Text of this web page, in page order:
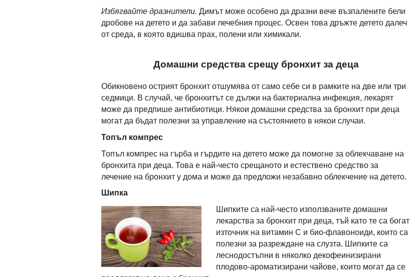
Избягвайте дразнители. Димът може особено да дразни вече възпалените бели
дробове на детето и да забави лечебния процес. Освен това дръжте детето далеч
от среда, в която вдишва прах, полени или химикали.
Домашни средства срещу бронхит за деца
Обикновено острият бронхит отшумява от само себе си в рамките на две или три
седмици. В случай, че бронхитът се дължи на бактериална инфекция, лекарят
може да предпише антибиотици. Някои домашни средства за бронхит при деца
могат да бъдат полезни за управление на състоянието в някои случаи.
Топъл компрес
Топъл компрес на гърба и гърдите на детето може да помогне за облекчаване на
бронхита при деца. Това е най-често срещаното и естествено средство за
лечение на бронхит у дома и може да предложи незабавно облекчение на детето.
Шипка
Шипките са най-често използваните домашни
лекарства за бронхит при деца, тъй като те са богат
източник на витамин С и био-флавоноиди, които са
полезни за разреждане на слузта. Шипките са
леснодостъпни в няколко декофеинизирани
плодово-ароматизирани чайове, които могат да се